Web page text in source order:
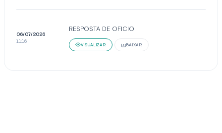
06/07/2026
11:16
RESPOSTA DE OFICIO
VISUALIZAR BAIXAR